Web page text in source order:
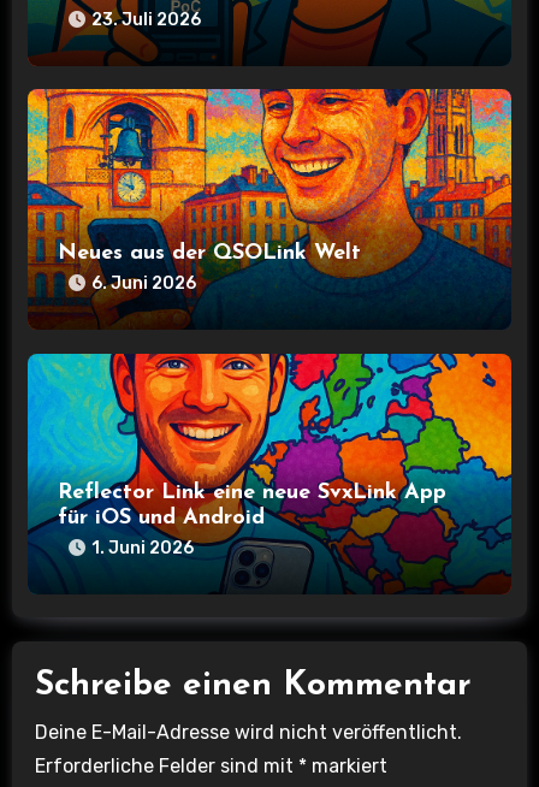
v
i
g
a
t
i
o
n
23. Juli 2026
Neues aus der QSOLink Welt
6. Juni 2026
Reflector Link eine neue SvxLink App
für iOS und Android
1. Juni 2026
Schreibe einen Kommentar
Deine E-Mail-Adresse wird nicht veröffentlicht.
Erforderliche Felder sind mit * markiert